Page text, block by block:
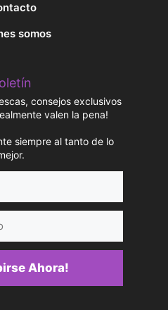
somos
consejos exclusivos
valen la pena!
siempre al tanto de lo
Ahora!